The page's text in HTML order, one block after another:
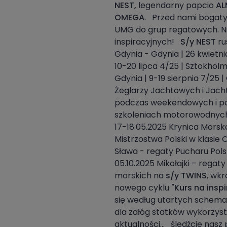
NEST, legendarny papcio
OMEGA. Przed nami
UMG do grup regatowych.
inspiracyjnych! S/y NEST
Gdynia - Gdynia | 26
10-20 lipca 4/25 |
Gdynia | 9-19 sierpnia 7/
Żeglarzy Jachtowych i
podczas weekendowych i
szkoleniach
17-18.05.2025 Krynica
Mistrzostwa Polski w klasie
Sława - regaty Pucharu
05.10.2025 Mikołajki –
morskich na s/y TWINS,
nowego cyklu "Kurs na
się według utartych
dla załóg statków
aktualności... śledźcie nasz